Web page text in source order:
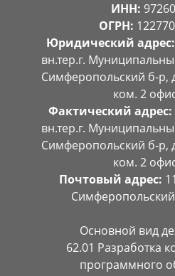
ИНН:
ОГРН:
Юридический адрес:
вн.тер.г.
Симферопольский б-р,
ком. 2
Фактический адрес:
вн.тер.г.
Симферопольский б-р,
ком. 2
Почтовый адрес:
Основной вид
62.01 Разработка
программного